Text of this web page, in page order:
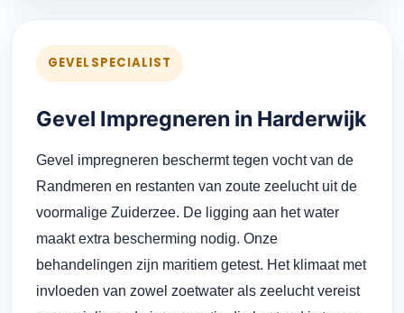
GEVELSPECIALIST
Gevel Impregneren in Harderwijk
Gevel impregneren beschermt tegen vocht van de
Randmeren en restanten van zoute zeelucht uit de
voormalige Zuiderzee. De ligging aan het water
maakt extra bescherming nodig. Onze
behandelingen zijn maritiem getest. Het klimaat met
invloeden van zowel zoetwater als zeelucht vereist